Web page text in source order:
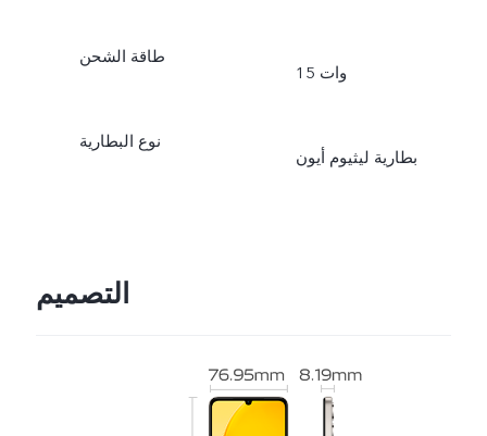
طاقة الشحن
15 وات
نوع البطارية
بطارية ليثيوم أيون
التصميم